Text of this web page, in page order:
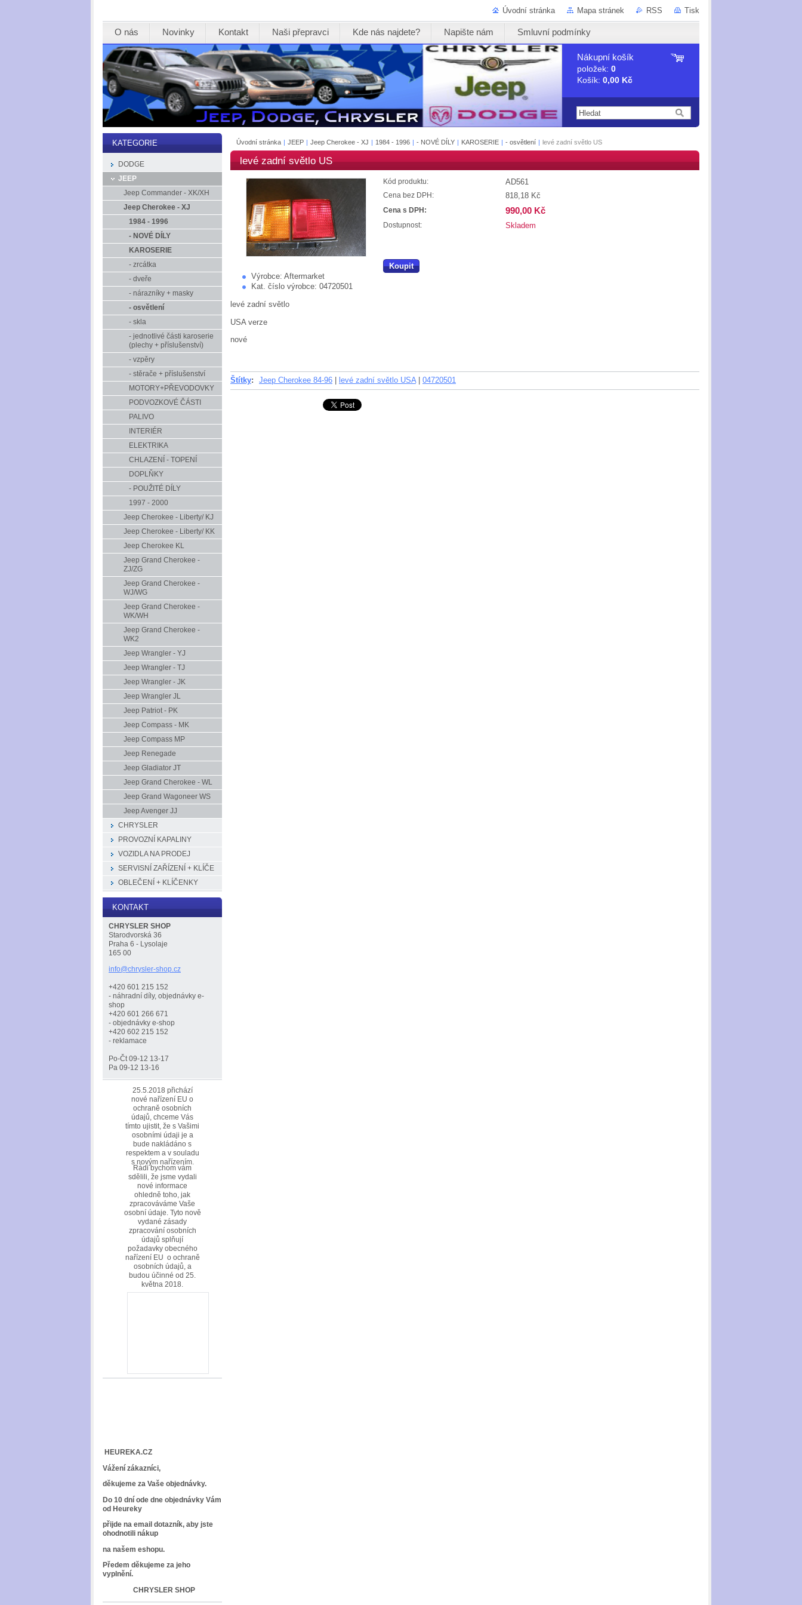
Úvodní stránka Mapa stránek RSS Tisk
O nás Novinky Kontakt Naši přepravci Kde nás najdete? Napište nám Smluvní podmínky
Nákupní košík
položek: 0
Košík: 0,00 Kč
Úvodní stránka | JEEP | Jeep Cherokee - XJ | 1984 - 1996 | - NOVÉ DÍLY | KAROSERIE | - osvětlení | levé zadní světlo US
levé zadní světlo US
Výrobce: Aftermarket
Kat. číslo výrobce: 04720501
Kód produktu: AD561
Cena bez DPH: 818,18 Kč
Cena s DPH: 990,00 Kč
Dostupnost: Skladem
Koupit
levé zadní světlo
USA verze
nové
Štítky: Jeep Cherokee 84-96 levé zadní světlo USA 04720501
KATEGORIE
DODGE
JEEP
Jeep Commander - XK/XH
Jeep Cherokee - XJ
1984 - 1996
- NOVÉ DÍLY
KAROSERIE
- zrcátka
- dveře
- nárazníky + masky
- osvětlení
- skla
- jednotlivé části karoserie
(plechy + příslušenství)
- vzpěry
- stěrače + příslušenství
MOTORY+PŘEVODOVKY
PODVOZKOVÉ ČÁSTI
PALIVO
INTERIÉR
ELEKTRIKA
CHLAZENÍ - TOPENÍ
DOPLŇKY
- POUŽITÉ DÍLY
1997 - 2000
Jeep Cherokee - Liberty/ KJ
Jeep Cherokee - Liberty/ KK
Jeep Cherokee KL
Jeep Grand Cherokee -
ZJ/ZG
Jeep Grand Cherokee -
WJ/WG
Jeep Grand Cherokee -
WK/WH
Jeep Grand Cherokee -
WK2
Jeep Wrangler - YJ
Jeep Wrangler - TJ
Jeep Wrangler - JK
Jeep Wrangler JL
Jeep Patriot - PK
Jeep Compass - MK
Jeep Compass MP
Jeep Renegade
Jeep Gladiator JT
Jeep Grand Cherokee - WL
Jeep Grand Wagoneer WS
Jeep Avenger JJ
CHRYSLER
PROVOZNÍ KAPALINY
VOZIDLA NA PRODEJ
SERVISNÍ ZAŘÍZENÍ + KLÍČE
OBLEČENÍ + KLÍČENKY
KONTAKT
CHRYSLER SHOP
Starodvorská 36
Praha 6 - Lysolaje
165 00
info@chrysler-shop.cz
+420 601 215 152
- náhradní díly, objednávky e-
shop
+420 601 266 671
- objednávky e-shop
+420 602 215 152
- reklamace
Po-Čt 09-12 13-17
Pa 09-12 13-16
25.5.2018 přichází
nové nařízení EU o
ochraně osobních
údajů, chceme Vás
tímto ujistit, že s Vašimi
osobními údaji je a
bude nakládáno s
respektem a v souladu
s novým nařízením.
Rádi bychom vám
sdělili, že jsme vydali
nové informace
ohledně toho, jak
zpracováváme Vaše
osobní údaje. Tyto nově
vydané zásady
zpracování osobních
údajů splňují
požadavky obecného
nařízení EU o ochraně
osobních údajů, a
budou účinné od 25.
května 2018.
HEUREKA.CZ
Vážení zákazníci,
děkujeme za Vaše objednávky.
Do 10 dní ode dne objednávky Vám
od Heureky
přijde na email dotazník, aby jste
ohodnotili nákup
na našem eshopu.
Předem děkujeme za jeho
vyplnění.
CHRYSLER SHOP